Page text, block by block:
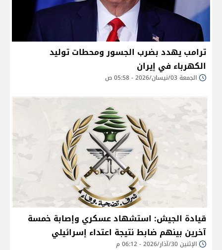
ترامب يهدد بضرب الجسور ومحطات توليد
الكهرباء في إيران
الجمعة 03/نيسان/2026 - 05:58 ص
قيادة الجيش: استشهاد عسكري وإصابة خمسة
آخرين بينهم ضابط نتيجة اعتداء إسرائيلي
الإثنين 30/آذار/2026 - 06:12 م